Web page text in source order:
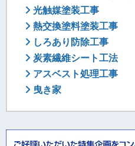
光触媒塗装工事
熱交換塗料塗装工事
しろあり防除工事
炭素繊維シート工法
アスベスト処理工事
曳き家